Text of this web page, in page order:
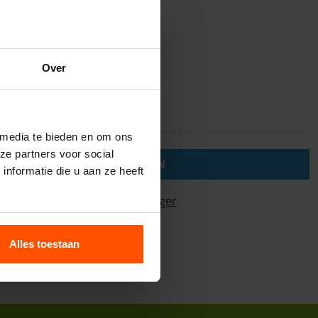
Over
te bieden en om ons
partners voor social
die u aan ze heeft
Alles toestaan
BESCHIKBARE BESTANDEN
certificaatstormbaanleger